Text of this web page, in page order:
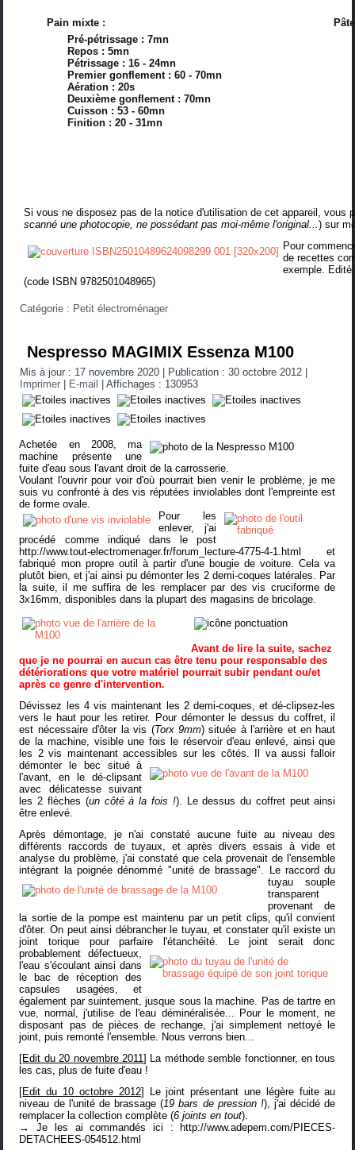
Pain mixte :
Pré-pétrissage : 7mn
Repos : 5mn
Pétrissage : 16 - 24mn
Premier gonflement : 60 - 70mn
Aération : 20s
Deuxième gonflement : 70mn
Cuisson : 53 - 60mn
Finition : 20 - 31mn
Si vous ne disposez pas de la notice d'utilisation de cet appareil, vous
scanné une photocopie, ne possédant pas moi-même l'original...) sur
Pour
de recettes
exemple.
(code ISBN 9782501048965)
Catégorie : Petit électroménager
Nespresso MAGIMIX Essenza M100
Mis à jour : 17 novembre 2020 | Publication : 30 octobre 2012 |
Imprimer | E-mail |Affichages : 130953
Achetée en 2008, ma
machine présente une
fuite d'eau sous l'avant droit de la carrosserie.
Voulant l'ouvrir pour voir d'où pourrait bien venir le problème, je me
suis vu confronté à des vis réputées inviolables dont l'empreinte est
de forme ovale.
Pour les
enlever, j'ai
procédé comme indiqué dans le post
http://www.tout-electromenager.fr/forum_lecture-4775-4-1.html
et
fabriqué mon propre outil à partir d'une bougie de voiture. Cela va
plutôt bien, et j'ai ainsi pu démonter les 2 demi-coques latérales. Par
la suite, il me suffira de les remplacer par des vis cruciforme de
3x16mm, disponibles dans la plupart des magasins de bricolage.
Avant de lire la suite, sachez
que je ne pourrai en aucun cas être tenu pour responsable des
détériorations que votre matériel pourrait subir pendant ou/et
après ce genre d'intervention.
Dévissez les 4 vis maintenant les 2 demi-coques, et dé-clipsez-les
vers le haut pour les retirer. Pour démonter le dessus du coffret, il
est nécessaire d'ôter la vis (Torx 9mm) située à l'arrière et en haut
de la machine, visible une fois le réservoir d'eau enlevé, ainsi que
les 2 vis maintenant accessibles sur les côtés.
Il va aussi falloir
démonter le bec situé à
l'avant, en le dé-clipsant
avec délicatesse suivant
les 2 flèches (un côté à la fois !). Le dessus du coffret peut ainsi
être enlevé.
Après démontage, je n'ai constaté aucune fuite au niveau des
différents raccords de tuyaux, et après divers essais à vide et
analyse du problème, j'ai constaté que cela provenait de l'ensemble
intégrant la poignée dénommé "unité de brassage".
Le raccord du
tuyau souple
transparent
provenant de
la sortie de la pompe est maintenu par un petit clips, qu'il convient
d'ôter. On peut ainsi débrancher le tuyau, et constater qu'il existe un
joint torique pour parfaire l'étanchéité.
Le joint serait donc
probablement défectueux,
l'eau s'écoulant ainsi dans
le bac de réception des
capsules usagées, et
également par suintement, jusque sous la machine. Pas de tartre en
vue, normal, j'utilise de l'eau déminéralisée... Pour le moment, ne
disposant pas de pièces de rechange, j'ai simplement nettoyé le
joint, puis remonté l'ensemble. Nous verrons bien...
[Edit du 20 novembre 2011] La méthode semble fonctionner, en tous
les cas, plus de fuite d'eau !
[Edit du 10 octobre 2012] Le joint présentant une légère fuite au
niveau de l'unité de brassage (19 bars de pression !), j'ai décidé de
remplacer la collection complète (6 joints en tout).
→ Je les ai commandés ici :
http://www.adepem.com/PIECES-
DETACHEES-054512.html